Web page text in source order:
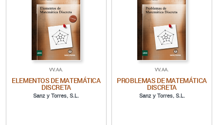
VV.AA.
ELEMENTOS DE MATEMÁTICA
DISCRETA
Sanz y Torres, S.L.
VV.AA.
PROBLEMAS DE MATEMÁTICA
DISCRETA
Sanz y Torres, S.L.